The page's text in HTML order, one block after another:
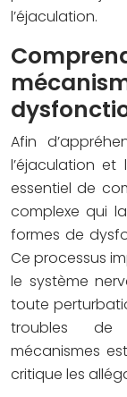
l’éjaculation.
Afin
l’éjaculation
essentiel de
complexe qui
formes de
Ce processus
le système
toute
troubles de
mécanismes
critique les